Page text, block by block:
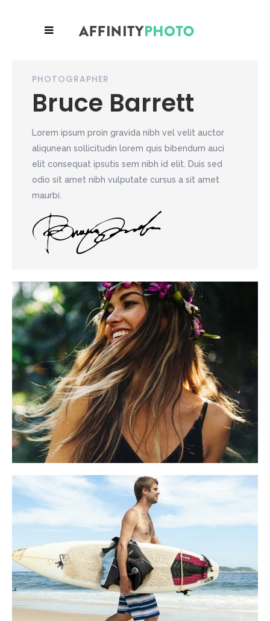
PHOTOGRAPHER
Bruce Barrett
Lorem ipsum proin gravida nibh vel velit auctor
aliqunean sollicitudin lorem quis bibendum auci
elit consequat ipsutis sem nibh id elit. Duis sed
odio sit amet nibh vulputate cursus a sit amet
maurbi.